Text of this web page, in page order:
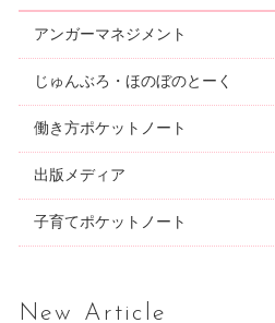
アンガーマネジメント
じゅんぶろ・ほのぼのとーく
働き方ポケットノート
出版メディア
子育てポケットノート
New Article